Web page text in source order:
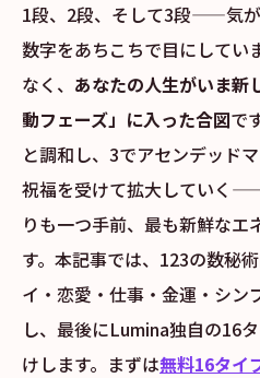
1段、2段、そして3段——気
数字をあちこちで目にしてい
なく、 あなたの人生がいま新
動フェーズ」に入った合図で
と調和し、3でアセンデッド
祝福を受けて拡大していく
りも一つ手前、最も新鮮なエ
す。本記事では、123の数秘
イ・恋愛・仕事・金運・シン
し、最後にLumina独自の16
けします。まずは無料16タイ